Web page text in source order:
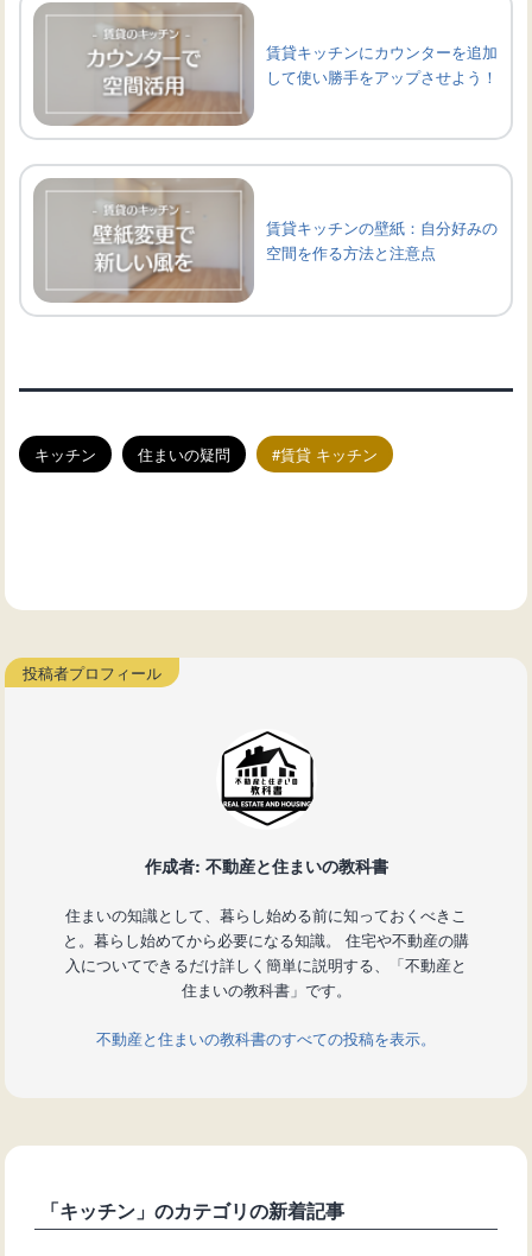
賃貸キッチンにカウンターを追加
して使い勝手をアップさせよう！
賃貸キッチンの壁紙：自分好みの
空間を作る方法と注意点
キッチン 住まいの疑問 賃貸 キッチン
作成者: 不動産と住まいの教科書
住まいの知識として、暮らし始める前に知っておくべきこ
と。暮らし始めてから必要になる知識。 住宅や不動産の購
入についてできるだけ詳しく簡単に説明する、「不動産と
住まいの教科書」です。
不動産と住まいの教科書のすべての投稿を表示。
「キッチン」のカテゴリの新着記事